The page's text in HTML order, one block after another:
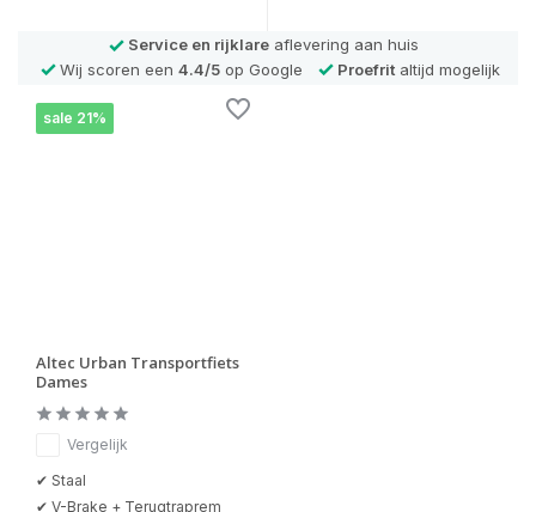
Service en rijklare aflevering aan huis
Wij scoren een 4.4/5op Google Proefritaltijd mogelijk
sale 21%
Altec Urban Transportfiets
Dames
Vergelijk
✔ Staal
✔ V-Brake + Terugtraprem